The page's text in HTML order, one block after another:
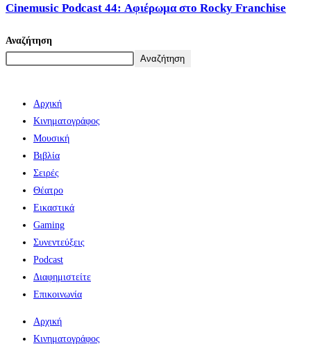
Cinemusic Podcast 44: Αφιέρωμα στο Rocky Franchise
Αναζήτηση
Αναζήτηση
Αρχική
Κινηματογράφος
Μουσική
Βιβλία
Σειρές
Θέατρο
Εικαστικά
Gaming
Συνεντεύξεις
Podcast
Διαφημιστείτε
Επικοινωνία
Αρχική
Κινηματογράφος